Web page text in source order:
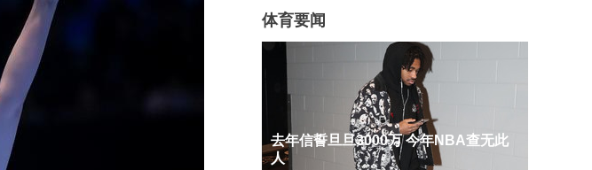
体育要闻
去年信誓旦旦3000万 今年NBA查无此
人